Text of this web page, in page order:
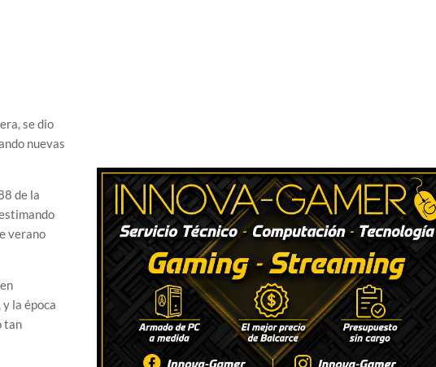
se dio
nuevas
de la
verano
la época
tan